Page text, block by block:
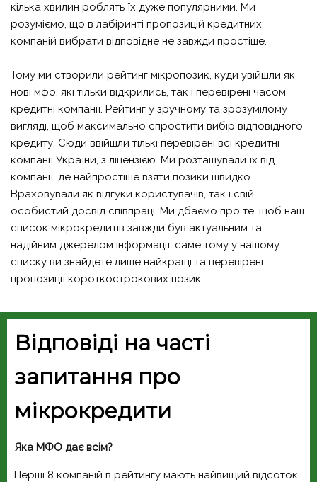
кілька хвилин роблять їх дуже популярними. Ми
розуміємо, що в лабіринті пропозицій кредитних
компаній вибрати відповідне не завжди простіше.
Тому ми створили рейтинг мікропозик, куди увійшли як
нові мфо, які тільки відкрились, так і перевірені часом
кредитні компанії. Рейтинг у зручному та зрозумілому
вигляді, щоб максимально спростити вибір відповідного
кредиту. Сюди ввійшли тількі перевірені всі кредитні
компанії України, з ліцензією. Ми розташували їх від
компанії, де найпростіше взяти позики швидко.
Враховували як відгуки користувачів, так і свій
особистий досвід співпраці. Ми дбаємо про те, щоб наш
список мікрокредитів завжди був актуальним та
надійним джерелом інформації, саме тому у нашому
списку ви знайдете лише найкращі та перевірені
пропозиції короткострокових позик.
Відповіді на часті
запитання про
мікрокредити
Яка МФО дає всім?
Перші 8 компаній в рейтингу мають найвищий відсоток